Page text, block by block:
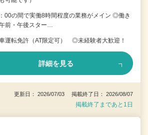
00の間で実働8時間程度の業務がメイン ◎働き
前・午後スター…
運転免許（AT限定可） ◎未経験者大歓迎！
詳細を見る
更新日： 2026/07/03 掲載終了日： 2026/08/07
掲載終了まであと1日